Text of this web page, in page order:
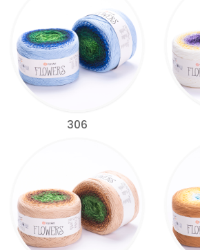
306